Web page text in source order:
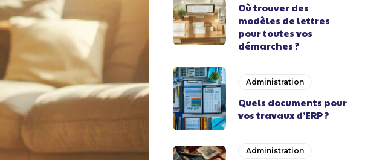
Où trouver des
modèles de lettres
pour toutes vos
démarches ?
Administration
Quels documents pour
vos travaux d’ERP ?
Administration